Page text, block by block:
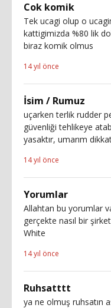
Cok komik
Tek ucagi olup o
kattigimizda %80 lik
biraz komik olmus
14 yıl önce
İsim / Rumuz
uçarken terlik rudder
güvenliği tehlikeye
yasaktır, umarım
14 yıl önce
Yorumlar
Allahtan bu yorumlar
gerçekte nasıl bir
White
14 yıl önce
Ruhsatttt
ya ne olmuş ruhsatın